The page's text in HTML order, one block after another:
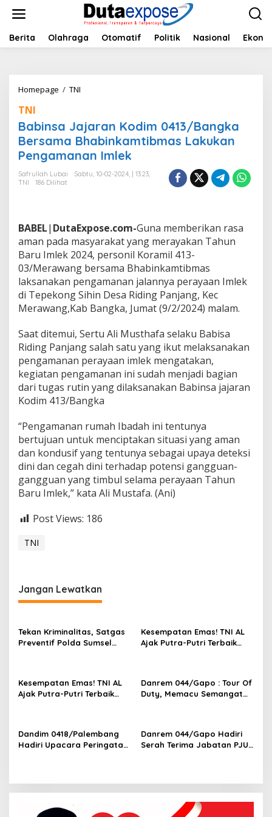
t
Berita Olahraga Otomatif Politik Nasional
Homepage / TNI
i
n
s
a
a
n
K
o
d
i
m
0
4
3
/
B
a
n
g
a
e
r
s
a
m
a
B
a
t
i
a
s
k
u
P
e
TNI
Babinsa Jajaran Kodim 0413/Bangka
Bersama Bhabinkamtibmas Lakukan
Pengamanan Imlek
Safrullah Lubai
Sabtu, 10-02-2024, | 13:23,
TNI
186 Dilihat
BABEL| DutaExpose.com-Guna memberikan rasa
aman pada masyarakat yang merayakan Tahun
Baru Imlek 2024, personil Koramil 413-
03/Merawang bersama Bhabinkamtibmas
laksanakan pengamanan jalannya perayaan Imlek
di Tepekong Sihin Desa Riding Panjang, Kec
Merawang,Kab Bangka, Jumat (9/2/2024) malam.
Saat ditemui, Sertu Ali Musthafa selaku Babisa
Riding Panjang salah satu yang ikut melaksanakan
pengamanan perayaan imlek mengatakan,
kegiatan pengamanan ini sudah menjadi bagian
dari tugas rutin yang dilaksanakan Babinsa jajaran
Kodim 413/Bangka
“Pengamanan rumah Ibadah ini tentunya
bertujuan untuk menciptakan situasi yang aman
dan kondusif yang tentunya sebagai upaya deteksi
dini dan cegah dini terhadap potensi gangguan-
gangguan yang timbul selama perayaan Tahun
Baru Imlek,” kata Ali Mustafa. (Ani)
Post Views: 186
TNI
Jangan Lewatkan
Tekan Kriminalitas, Satgas
Preventif Polda Sumsel
Kesempatan Emas! TNI AL
Ajak Putra-Putri Terbaik
Kesempatan Emas! TNI AL
Ajak Putra-Putri Terbaik
Danrem 044/Gapo : Tour Of
Duty, Memacu Semangat
Dandim 0418/Palembang
Hadiri Upacara Peringatan
Danrem 044/Gapo Hadiri
Serah Terima Jabatan PJU